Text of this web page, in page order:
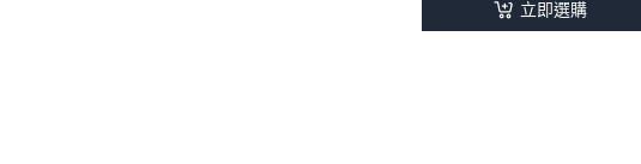
立即選購